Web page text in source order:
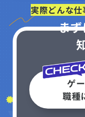
実際どんな
ま
ゲ
職種